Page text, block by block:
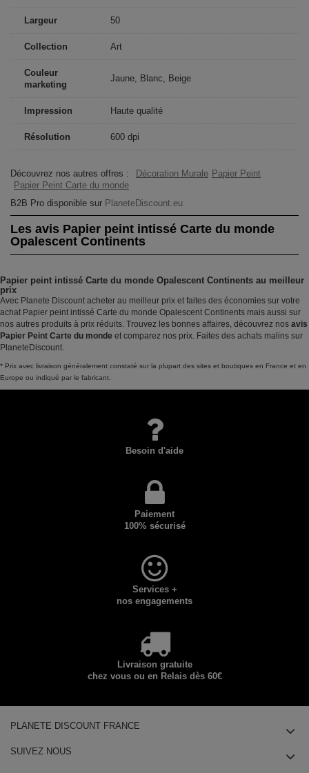
Largeur 50
Collection Art
Couleur
marketing
Jaune, Blanc, Beige
Impression Haute qualité
Résolution 600 dpi
Découvrez nos autres offres : Décoration Murale Papier Peint
Papier Peint Carte du monde
B2B Pro disponible sur PlaneteDiscount.eu
Les avis Papier peint intissé Carte du monde
Opalescent Continents
Papier peint intissé Carte du monde Opalescent Continents au meilleur
prix
Avec Planete Discount acheter au meilleur prix et faites des économies sur votre
achat Papier peint intissé Carte du monde Opalescent Continents mais aussi sur
nos autres produits à prix réduits. Trouvez les bonnes affaires, découvrez nos avis
Papier Peint Carte du monde et comparez nos prix. Faites des achats malins sur
PlaneteDiscount.
* Prix avec livraison généralement constaté sur la plupart des sites et boutiques en France et en
Europe ou indiqué par le fabricant.
Besoin d'aide
Paiement
100% sécurisé
Services +
nos engagements
Livraison gratuite
chez vous ou en Relais dès 60€
PLANETE DISCOUNT FRANCE
SUIVEZ NOUS